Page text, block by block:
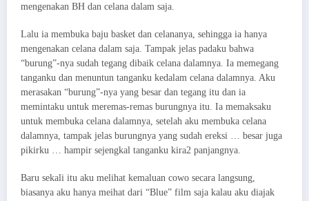
mengenakan BH dan celana dalam saja.
Lalu ia membuka baju basket dan celananya, sehingga ia hanya
mengenakan celana dalam saja. Tampak jelas padaku bahwa
“burung”-nya sudah tegang dibaik celana dalamnya. Ia memegang
tanganku dan menuntun tanganku kedalam celana dalamnya. Aku
merasakan “burung”-nya yang besar dan tegang itu dan ia
memintaku untuk meremas-remas burungnya itu. Ia memaksaku
untuk membuka celana dalamnya, setelah aku membuka celana
dalamnya, tampak jelas burungnya yang sudah ereksi … besar juga
pikirku … hampir sejengkal tanganku kira2 panjangnya.
Baru sekali itu aku melihat kemaluan cowo secara langsung,
biasanya aku hanya meihat dari “Blue” film saja kalau aku diajak